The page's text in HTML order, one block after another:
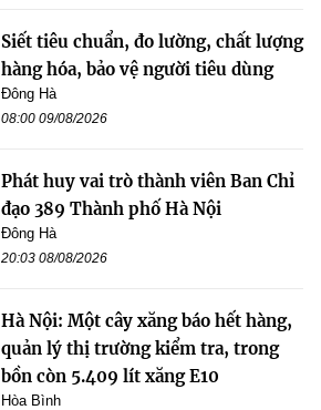
Siết tiêu chuẩn, đo lường, chất lượng
hàng hóa, bảo vệ người tiêu dùng
Đông Hà
08:00 09/08/2026
Phát huy vai trò thành viên Ban Chỉ
đạo 389 Thành phố Hà Nội
Đông Hà
20:03 08/08/2026
Hà Nội: Một cây xăng báo hết hàng,
quản lý thị trường kiểm tra, trong
bồn còn 5.409 lít xăng E10
Hòa Bình